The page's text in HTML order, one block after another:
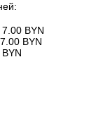
BYN
BYN